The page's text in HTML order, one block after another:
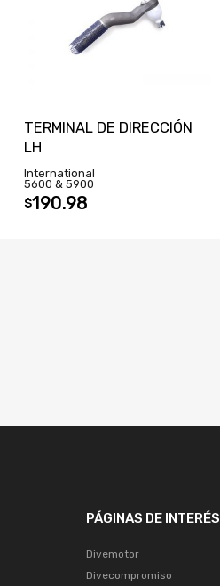
TERMINAL DE DIRECCIÓN
LH
International
5600 & 5900
$190.98
PÁGINAS DE INTERÉS
Divemotor
Divecompromiso